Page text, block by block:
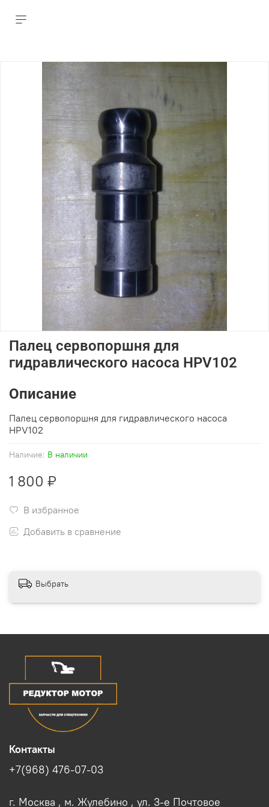
Наличие: В наличии
Палец сервопоршня для
гидравлического насоса HPV102
1 800 ₽
В избранное
Добавить в сравнение
Описание
Палец сервопоршня для гидравлического насоса
HPV102
Выбрать
Контакты
+7(968) 476-07-03
г. Москва , м. Жулебино , ул. 3-е Почтовое